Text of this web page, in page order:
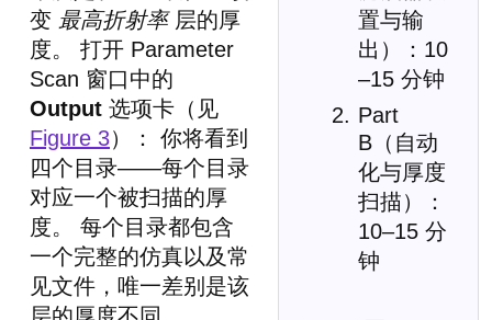
置与输
出）：10
–15 分钟
Part
B（自动
化与厚度
扫描）：
10–15 分
钟
变 最高折射率层的厚
度。 打开 Parameter
Scan 窗口中的
Output 选项卡（见
Figure 3）： 你将看到
四个目录——每个目录
对应一个被扫描的厚
度。 每个目录都包含
一个完整的仿真以及常
见文件，唯一差别是该